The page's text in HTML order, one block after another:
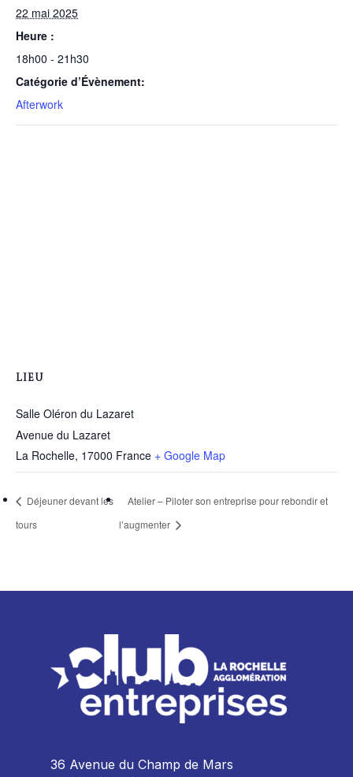
22 mai 2025
Heure :
18h00 - 21h30
Catégorie d’Évènement:
Afterwork
LIEU
Salle Oléron du Lazaret
Avenue du Lazaret
La Rochelle, 17000 France + Google Map
Déjeuner devant les
tours
Atelier – Piloter son entreprise pour rebondir et
l’augmenter
36 Avenue du Champ de Mars